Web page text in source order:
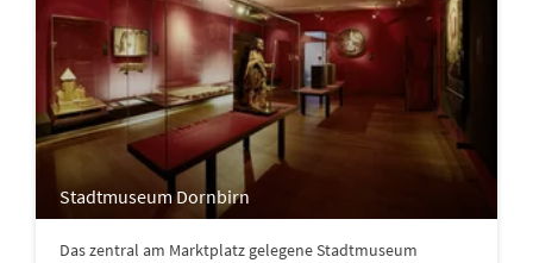
Stadtmuseum Dornbirn
Das zentral am Marktplatz gelegene Stadtmuseum